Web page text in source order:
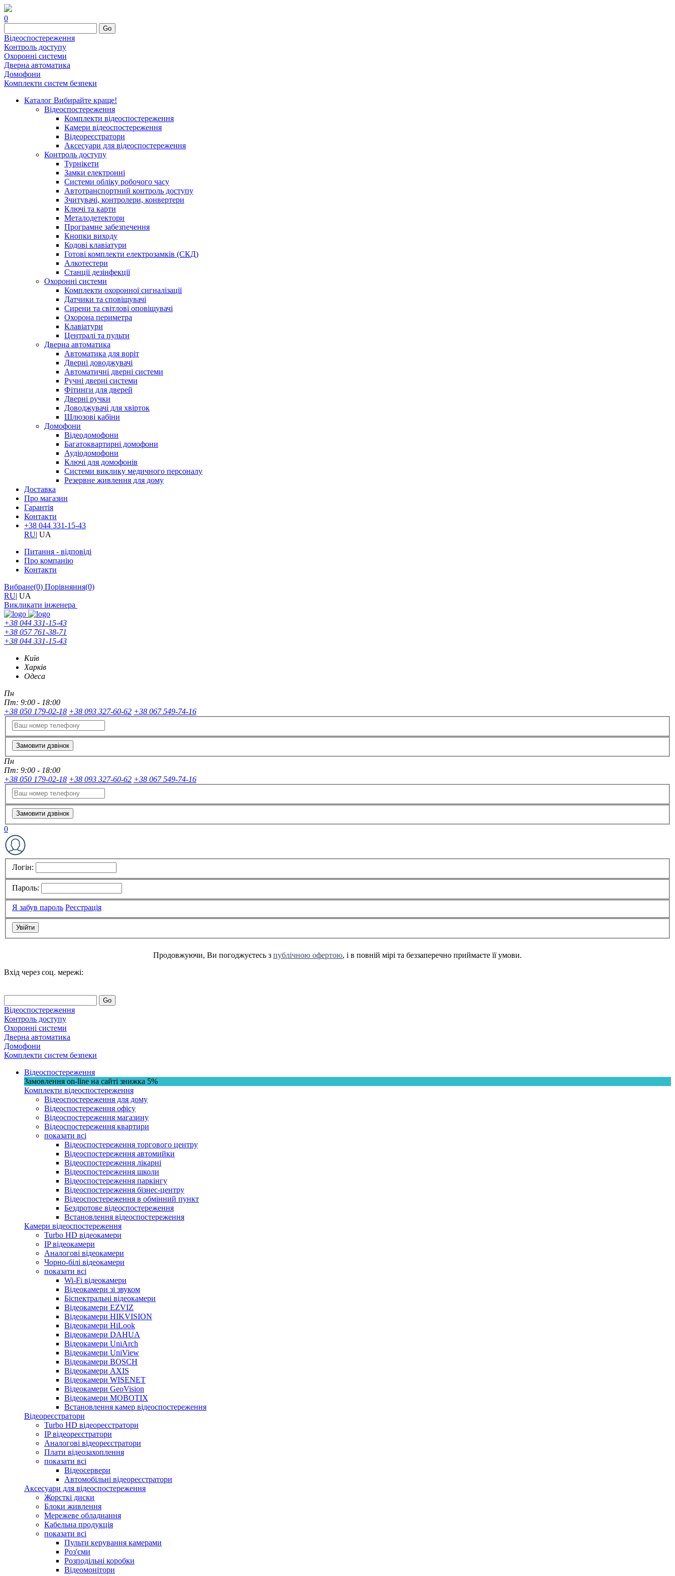
0
Go
Відеоспостереження
Контроль доступу
Охоронні системи
Дверна автоматика
Домофони
Комплекти систем безпеки
Каталог Вибирайте краще!
Відеоспостереження
Комплекти відеоспостереження
Камери відеоспостереження
Відеореєстратори
Аксесуари для відеоспостереження
Контроль доступу
Турнікети
Замки електронні
Системи обліку робочого часу
Автотранспортний контроль доступу
Зчитувачі, контролери, конвертери
Ключі та карти
Металодетектори
Програмне забезпечення
Кнопки виходу
Кодові клавіатури
Готові комплекти електрозамків (СКД)
Алкотестери
Станції дезінфекції
Охоронні системи
Комплекти охоронної сигналізації
Датчики та сповіщувачі
Сирени та світлові оповіщувачі
Охорона периметра
Клавіатури
Централі та пульти
Дверна автоматика
Автоматика для воріт
Дверні доводжувачі
Автоматичні дверні системи
Ручні дверні системи
Фітинги для дверей
Дверні ручки
Доводжувачі для хвірток
Шлюзові кабіни
Домофони
Відеодомофони
Багатоквартирні домофони
Аудіодомофони
Ключі для домофонів
Системи виклику медичного персоналу
Резервне живлення для дому
Доставка
Про магазин
Гарантія
Контакти
+38 044 331-15-43
RU| UA
Питання - відповіді
Про компанію
Контакти
Вибране(0) Порівняння(0)
RU| UA
Викликати інженера
+38 044 331-15-43
+38 057 761-38-71
+38 044 331-15-43
Київ
Харків
Одеса
Пн
Пт: 9:00 - 18:00
+38 050 179-02-18 +38 093 327-60-62 +38 067 549-74-16
Замовити дзвінок
Пн
Пт: 9:00 - 18:00
+38 050 179-02-18 +38 093 327-60-62 +38 067 549-74-16
Замовити дзвінок
0
Логін:
Пароль:
Я забув пароль Реєстрація
Продовжуючи, Ви погоджуєтесь з публічною офертою, і в повній мірі та беззаперечно приймаєте її умови.
Вхід через соц. мережі:
Go
Відеоспостереження
Контроль доступу
Охоронні системи
Дверна автоматика
Домофони
Комплекти систем безпеки
Відеоспостереження
Замовлення on-line на сайті знижка 5%
Комплекти відеоспостереження
Відеоспостереження для дому
Відеоспостереження офісу
Відеоспостереження магазину
Відеоспостереження квартири
показати всі
Відеоспостереження торгового центру
Відеоспостереження автомийки
Відеоспостереження лікарні
Відеоспостереження школи
Відеоспостереження паркінгу
Відеоспостереження бізнес-центру
Відеоспостереження в обмінний пункт
Бездротове відеоспостереження
Встановлення відеоспостереження
Камери відеоспостереження
Turbo HD відеокамери
IP відеокамери
Аналогові відеокамери
Чорно-білі відеокамери
показати всі
Wi-Fi відеокамери
Відеокамери зі звуком
Біспектральні відеокамери
Відеокамери EZVIZ
Відеокамери HIKVISION
Відеокамери HiLook
Відеокамери DAHUA
Відеокамери UniArch
Відеокамери UniView
Відеокамери BOSCH
Відеокамери AXIS
Відеокамери WISENET
Відеокамери GeoVision
Відеокамери MOBOTIX
Встановлення камер відеоспостереження
Відеореєстратори
Turbo HD відеореєстратори
IP відеореєстратори
Аналогові відеореєстратори
Плати відеозахоплення
показати всі
Відеосервери
Автомобільні відеореєстратори
Аксесуари для відеоспостереження
Жорсткі диски
Блоки живлення
Мережеве обладнання
Кабельна продукція
показати всі
Пульти керування камерами
Роз'єми
Розподільні коробки
Відеомонітори